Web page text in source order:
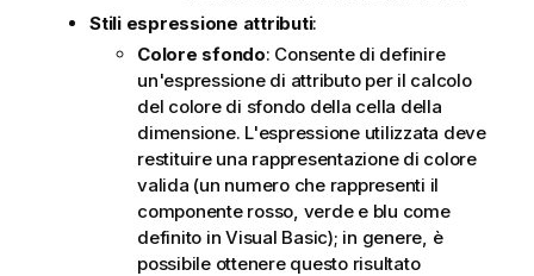
Stili espressione attributi:
Colore sfondo: Consente di definire
un'espressione di attributo per il calcolo
del colore di sfondo della cella della
dimensione. L'espressione utilizzata deve
restituire una rappresentazione di colore
valida (un numero che rappresenti il
componente rosso, verde e blu come
definito in Visual Basic); in genere, è
possibile ottenere questo risultato